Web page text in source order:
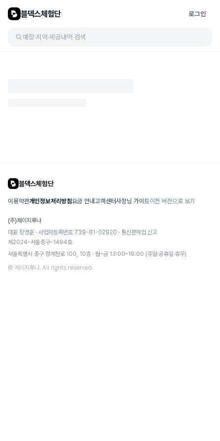
블덱스체험단 로그인
매장·지역·제공내역 검색
블덱스체험단
이용약관개인정보처리방침요금 안내고객센터사장님 가이드이전 버전으로 보기
(주)제이지루나
대표 장영훈 · 사업자등록번호 739-81-02920 · 통신판매업 신고
제2024-서울중구-1494호
서울특별시 중구 청계천로 100, 10층 · 월–금 13:00–19:00 (주말·공휴일 휴무)
© 제이지루나. All rights reserved.